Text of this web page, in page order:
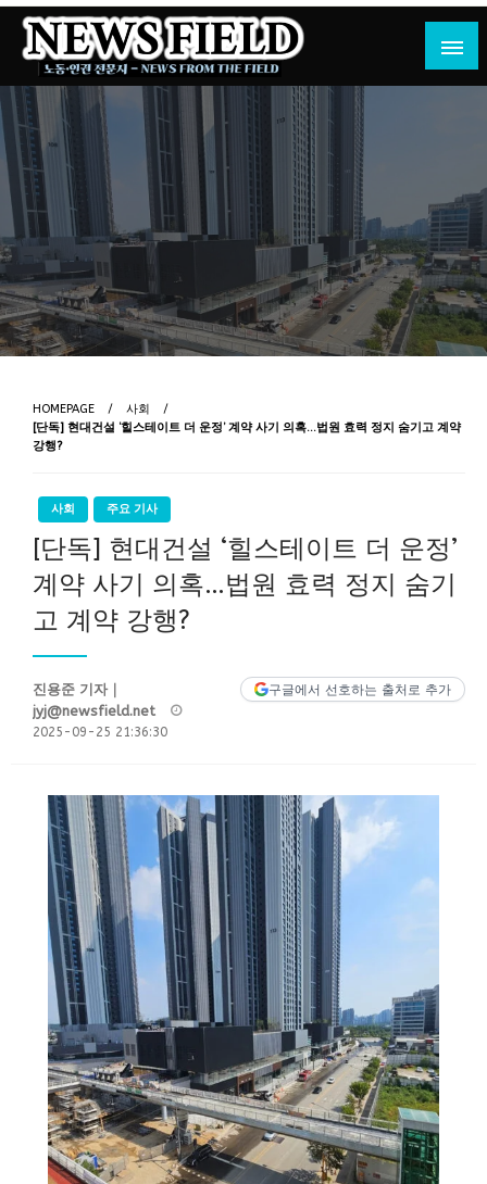
Skip
content
뉴스필드
노동·인권 전문지
HOMEPAGE
사회
[단독] 현대건설 ‘힐스테이트 더 운정’ 계약 사기 의혹…법원 효력 정지 숨기고 계약
강행?
사회 주요 기사
[단독] 현대건설 ‘힐스테이트 더 운정’
계약 사기 의혹…법원 효력 정지 숨기
고 계약 강행?
구글에서 선호하는 출처로 추가
진용준 기자｜
jyj@newsfield.net
2025-09-25 21:36:30